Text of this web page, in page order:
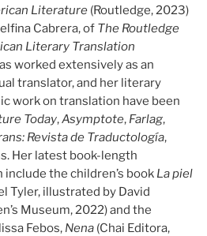
Literature (Routledge, 2023)
Cabrera, of The Routledge
Literary Translation
worked extensively as an
translator, and her literary
work on translation have been
Today,Asymptote, Farlag,
Revista de Traductología,
Her latest book-length
the children’s book La piel
Tyler, illustrated by David
Museum, 2022) and the
Febos, Nena (Chai Editora,